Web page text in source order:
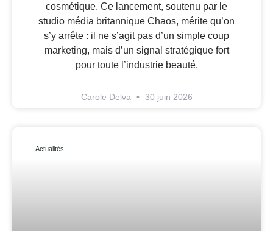
cosmétique. Ce lancement, soutenu par le
studio média britannique Chaos, mérite qu’on
s’y arrête : il ne s’agit pas d’un simple coup
marketing, mais d’un signal stratégique fort
pour toute l’industrie beauté.
Carole Delva 30 juin 2026
Actualités